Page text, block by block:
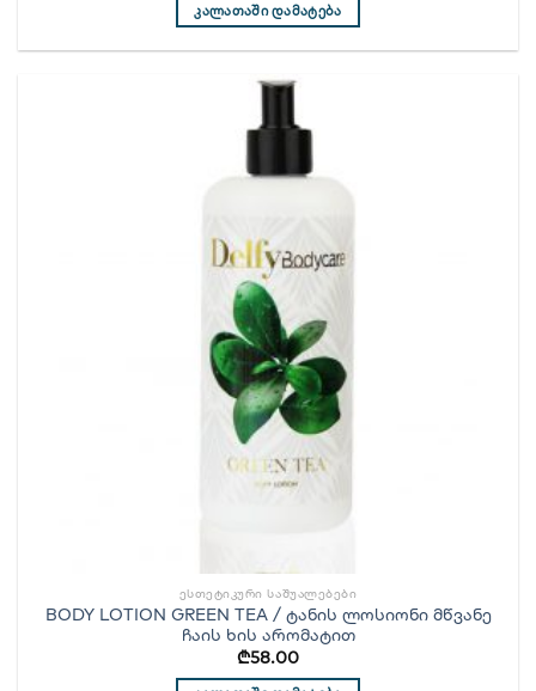
ᲙᲐᲚᲐᲗᲐᲨᲘ ᲓᲐᲛᲐᲢᲔᲑᲐ
ᲔᲡᲗᲔᲢᲘᲙᲣᲠᲘ ᲡᲐᲨᲣᲐᲚᲔᲑᲔᲑᲘ
BODY LOTION GREEN TEA / ტანის ლოსიონი მწვანე
ჩაის ხის არომატით
₾58.00